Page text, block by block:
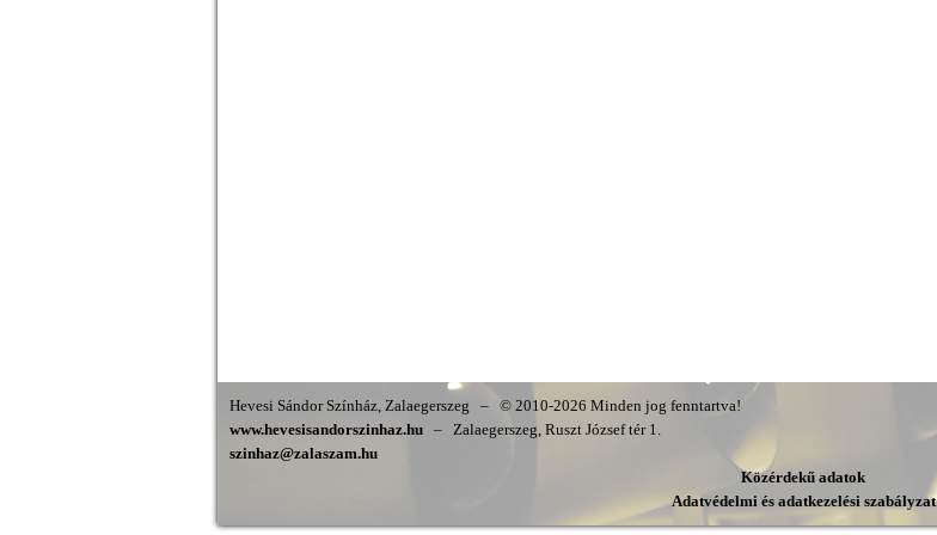
Hevesi Sándor Színház, Zalaegerszeg – © 2010-2026 Minden jog fenntartva!
www.hevesisandorszinhaz.hu –
Zalaegerszeg, Ruszt József tér 1.
szinhaz@zalaszam.hu
Közérdekű adatok
Adatvédelmi és adatkezelési szabályzat